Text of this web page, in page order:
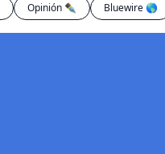
Opinión ✒️ Bluewire 🌎